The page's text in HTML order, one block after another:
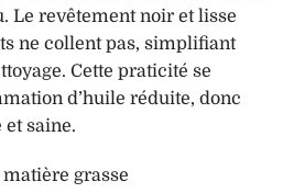
Le revêtement noir et lisse
ne collent pas, simplifiant
Cette praticité se
d’huile réduite, donc
saine.
grasse